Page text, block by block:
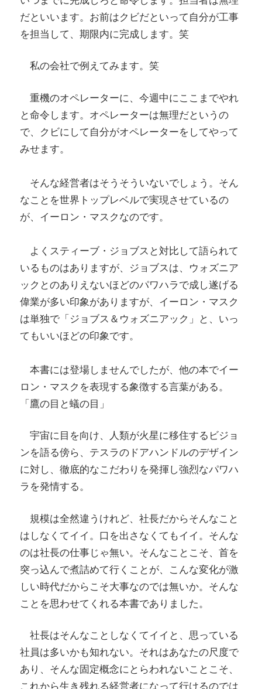
だといいます。お前はクビだといって自分が工事
を担当して、期限内に完成します。笑
私の会社で例えてみます。笑
重機のオペレーターに、今週中にここまでやれ
と命令します。オペレーターは無理だというの
で、クビにして自分がオペレーターをしてやって
みせます。
そんな経営者はそうそういないでしょう。そん
なことを世界トップレベルで実現させているの
が、イーロン・マスクなのです。
よくスティーブ・ジョブスと対比して語られて
いるものはありますが、ジョブスは、ウォズニア
ックとのありえないほどのパワハラで成し遂げる
偉業が多い印象がありますが、イーロン・マスク
は単独で「ジョブス＆ウォズニアック」と、いっ
てもいいほどの印象です。
本書には登場しませんでしたが、他の本でイー
ロン・マスクを表現する象徴する言葉がある。
「鷹の目と蟻の目」
宇宙に目を向け、人類が火星に移住するビジョ
ンを語る傍ら、テスラのドアハンドルのデザイン
に対し、徹底的なこだわりを発揮し強烈なパワハ
ラを発情する。
規模は全然違うけれど、社長だからそんなこと
はしなくてイイ。口を出さなくてもイイ。そんな
のは社長の仕事じゃ無い。そんなことこそ、首を
突っ込んで煮詰めて行くことが、こんな変化が激
しい時代だからこそ大事なのでは無いか。そんな
ことを思わせてくれる本書でありました。
社長はそんなことしなくてイイと、思っている
社員は多いかも知れない。それはあなたの尺度で
あり、そんな固定概念にとらわれないことこそ、